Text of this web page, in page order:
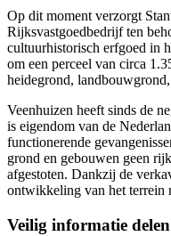
Op dit moment verzorgt
Rijksvastgoedbedrijf ten
cultuurhistorisch erfgoed in
om een perceel van circa
heidegrond,
Veenhuizen heeft sinds de
is eigendom van de
functionerende
grond en gebouwen geen
afgestoten. Dankzij de
ontwikkeling van het terrein
Veilig informatie